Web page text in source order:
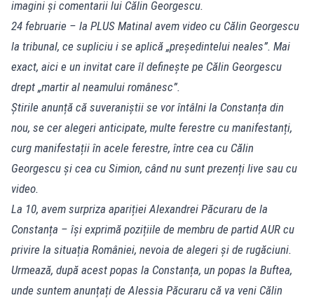
imagini și comentarii lui Călin Georgescu.
24 februarie – la PLUS Matinal avem video cu Călin Georgescu
la tribunal, ce supliciu i se aplică „președintelui neales”. Mai
exact, aici e un invitat care îl definește pe Călin Georgescu
drept „martir al neamului românesc”.
Știrile anunță că suveraniștii se vor întâlni la Constanța din
nou, se cer alegeri anticipate, multe ferestre cu manifestanți,
curg manifestații în acele ferestre, între cea cu Călin
Georgescu și cea cu Simion, când nu sunt prezenți live sau cu
video.
La 10, avem surpriza apariției Alexandrei Păcuraru de la
Constanța – își exprimă pozițiile de membru de partid AUR cu
privire la situația României, nevoia de alegeri și de rugăciuni.
Urmează, după acest popas la Constanța, un popas la Buftea,
unde suntem anunțați de Alessia Păcuraru că va veni Călin